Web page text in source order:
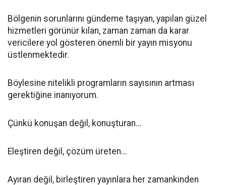
Bölgenin sorunlarını gündeme taşıyan, yapılan güzel
hizmetleri görünür kılan, zaman zaman da karar
vericilere yol gösteren önemli bir yayın misyonu
üstlenmektedir.
Böylesine nitelikli programların sayısının artması
gerektiğine inanıyorum.
Çünkü konuşan değil, konuşturan…
Eleştiren değil, çözüm üreten…
Ayıran değil, birleştiren yayınlara her zamankinden